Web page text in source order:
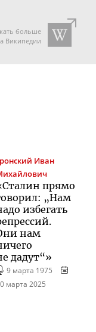
больше
Википедии
Иван
прямо
„Нам
избегать
нам
дадут“»
9 марта 1975
марта 2025